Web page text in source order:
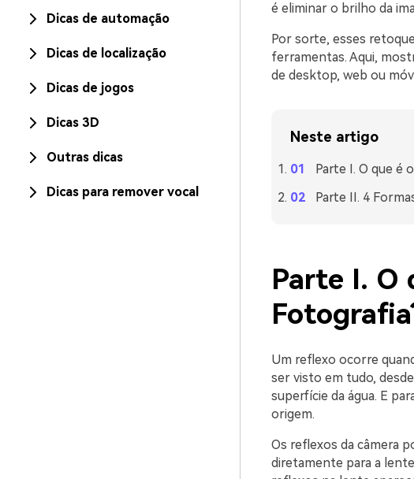
Dicas de automação
Dicas de localização
Dicas de jogos
Dicas 3D
Outras dicas
Dicas para remover vocal
é eliminar o brilho da
Por sorte, esses
ferramentas. Aqui,
de desktop, web ou
Neste artigo
Parte I. O que é
Parte II. 4
Parte I. O
Um reflexo ocorre
ser visto em tudo,
superfície da água. E
origem.
Os reflexos da câmera
diretamente para a